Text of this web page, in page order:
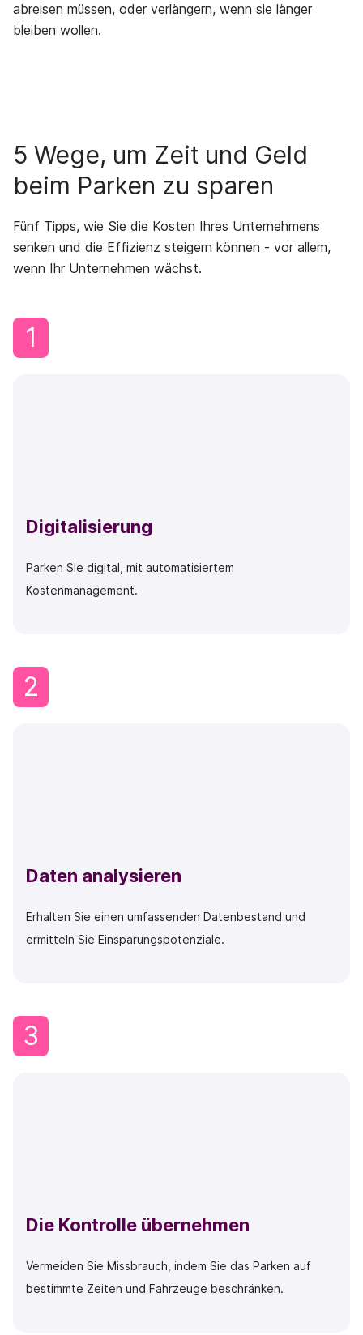
abreisen müssen, oder verlängern, wenn sie länger
bleiben wollen.
5 Wege, um Zeit und Geld
beim Parken zu sparen
Fünf Tipps, wie Sie die Kosten Ihres Unternehmens
senken und die Effizienz steigern können - vor allem,
wenn Ihr Unternehmen wächst.
1
Digitalisierung
Parken Sie digital, mit automatisiertem
Kostenmanagement.
2
Daten analysieren
Erhalten Sie einen umfassenden Datenbestand und
ermitteln Sie Einsparungspotenziale.
3
Die Kontrolle übernehmen
Vermeiden Sie Missbrauch, indem Sie das Parken auf
bestimmte Zeiten und Fahrzeuge beschränken.